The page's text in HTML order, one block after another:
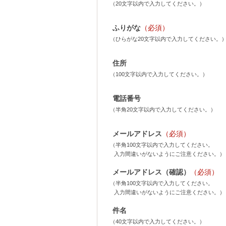
（20文字以内で入力してください。）
ふりがな （必須）
（ひらがな20文字以内で入力してください。
住所
（100文字以内で入力してください。）
電話番号
（半角20文字以内で入力してください。）
メールアドレス （必須）
（半角100文字以内で入力してください。
入力間違いがないようにご注意ください。）
メールアドレス（確認） （必須）
（半角100文字以内で入力してください。
入力間違いがないようにご注意ください。）
件名
（40文字以内で入力してください。）